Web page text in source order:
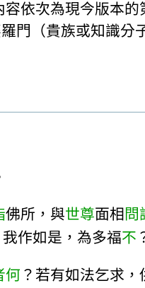
容依次為現今版本
門（貴族或知識
佛所，與世尊面相問
作如是，為多福不
何 ？若有如法乞求